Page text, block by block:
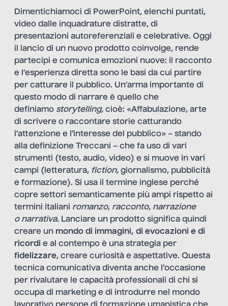
Dimentichiamoci di PowerPoint, elenchi puntati,
video dalle inquadrature distratte, di
presentazioni autoreferenziali e celebrative. Oggi
il lancio di un nuovo prodotto coinvolge, rende
partecipi e comunica emozioni nuove: il racconto
e l’esperienza diretta sono le basi da cui partire
per catturare il pubblico. Un’arma importante di
questo modo di narrare è quello che
definiamo storytelling, cioè: «Affabulazione, arte
di scrivere o raccontare storie catturando
l’attenzione e l’interesse del pubblico» – stando
alla definizione Treccani – che fa uso di vari
strumenti (testo, audio, video) e si muove in vari
campi (letteratura, fiction, giornalismo, pubblicità
e formazione). Si usa il termine inglese perché
copre settori semanticamente più ampi rispetto ai
termini italiani romanzo, racconto, narrazione
o narrativa. Lanciare un prodotto significa quindi
creare un mondo di immagini, di evocazioni e di
ricordi e al contempo è una strategia per
fidelizzare, creare curiosità e aspettative. Questa
tecnica comunicativa diventa anche l’occasione
per rivalutare le capacità professionali di chi si
occupa di marketing e di introdurre nel mondo